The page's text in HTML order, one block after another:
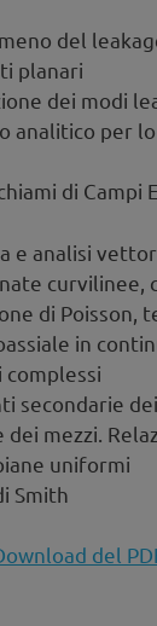
del
planari
dei modi
analitico per
di
e analisi
curvilinee,
di Poisson,
in
secondarie
dei mezzi.
uniformi
Smith
del